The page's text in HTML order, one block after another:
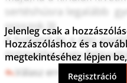
sertéshúsra legalább
oroszok.)))
A holland és a dán
örömükbe.Vagy
Válasz erre 7 1
Jelenleg csak a
Hozzászóláshoz és a
megtekintéséhez lépjen
Regisztráció